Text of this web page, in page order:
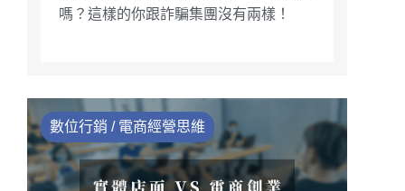
嗎？這樣的你跟詐騙集團沒有兩樣！
數位行銷 / 電商經營思維